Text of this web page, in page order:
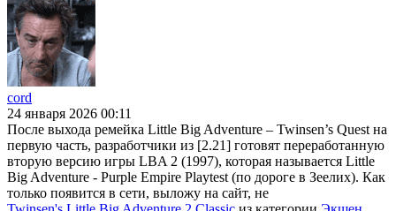
cord
24 января 2026 00:11
После выхода ремейка Little Big Adventure – Twinsen’s Quest на
первую часть, разработчики из [2.21] готовят переработанную
вторую версию игры LBA 2 (1997), которая называется Little
Big Adventure - Purple Empire Playtest (по дороге в Зеелих). Как
только появится в сети, выложу на сайт, не